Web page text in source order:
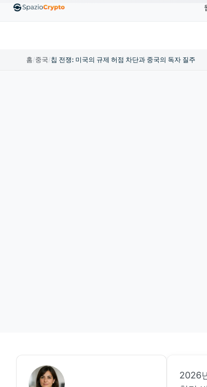
EthereumETHUS$1,880.58
홈/중국/칩 전쟁: 미국의 규제 허점 차단과 중국의 독자 질주
2026